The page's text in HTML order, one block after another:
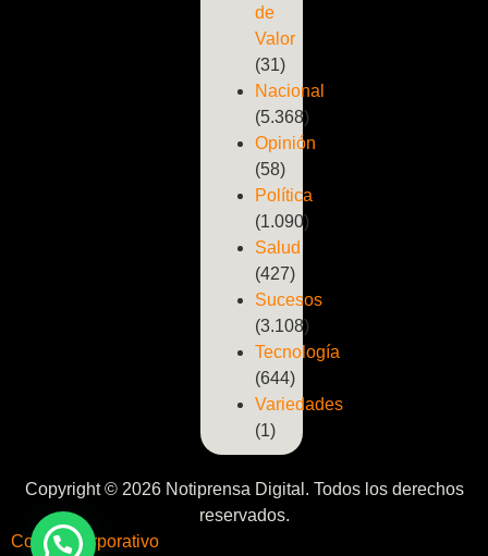
de
Valor
(31)
Nacional
(5.368)
Opinión
(58)
Política
(1.090)
Salud
(427)
Sucesos
(3.108)
Tecnología
(644)
Variedades
(1)
Copyright © 2026 Notiprensa Digital. Todos los derechos
reservados.
Correo Corporativo